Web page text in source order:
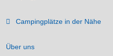
Campingplätze in der Nähe
Über uns